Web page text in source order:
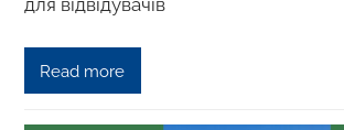
для відвідувачів
Read more